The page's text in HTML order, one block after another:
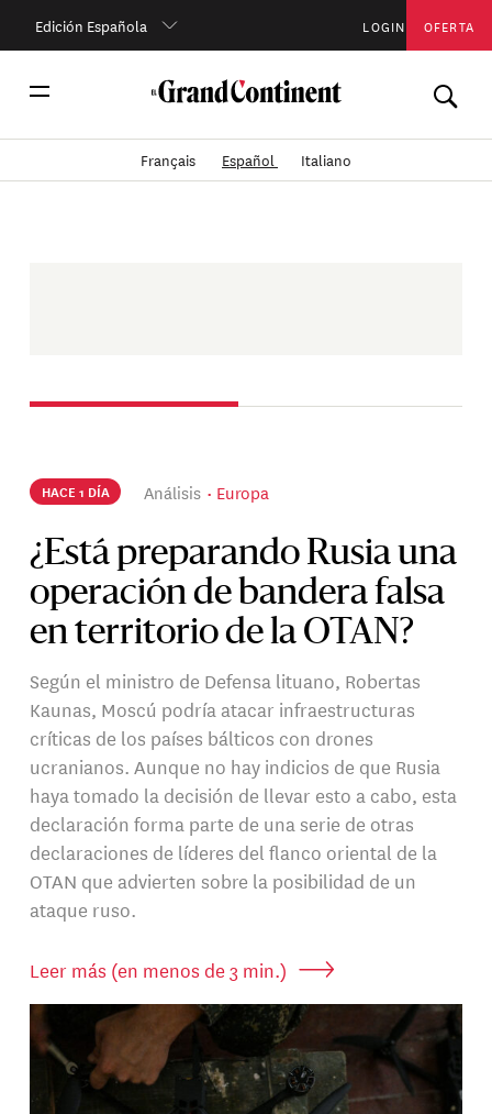
Edición Española LOGIN OFERTA
Français Español Italiano
HACE 1 DÍA Análisis Europa
¿Está preparando Rusia una
operación de bandera falsa
en territorio de la OTAN?
Según el ministro de Defensa lituano, Robertas
Kaunas, Moscú podría atacar infraestructuras
críticas de los países bálticos con drones
ucranianos. Aunque no hay indicios de que Rusia
haya tomado la decisión de llevar esto a cabo, esta
declaración forma parte de una serie de otras
declaraciones de líderes del flanco oriental de la
OTAN que advierten sobre la posibilidad de un
ataque ruso.
Leer más (en menos de 3 min.)